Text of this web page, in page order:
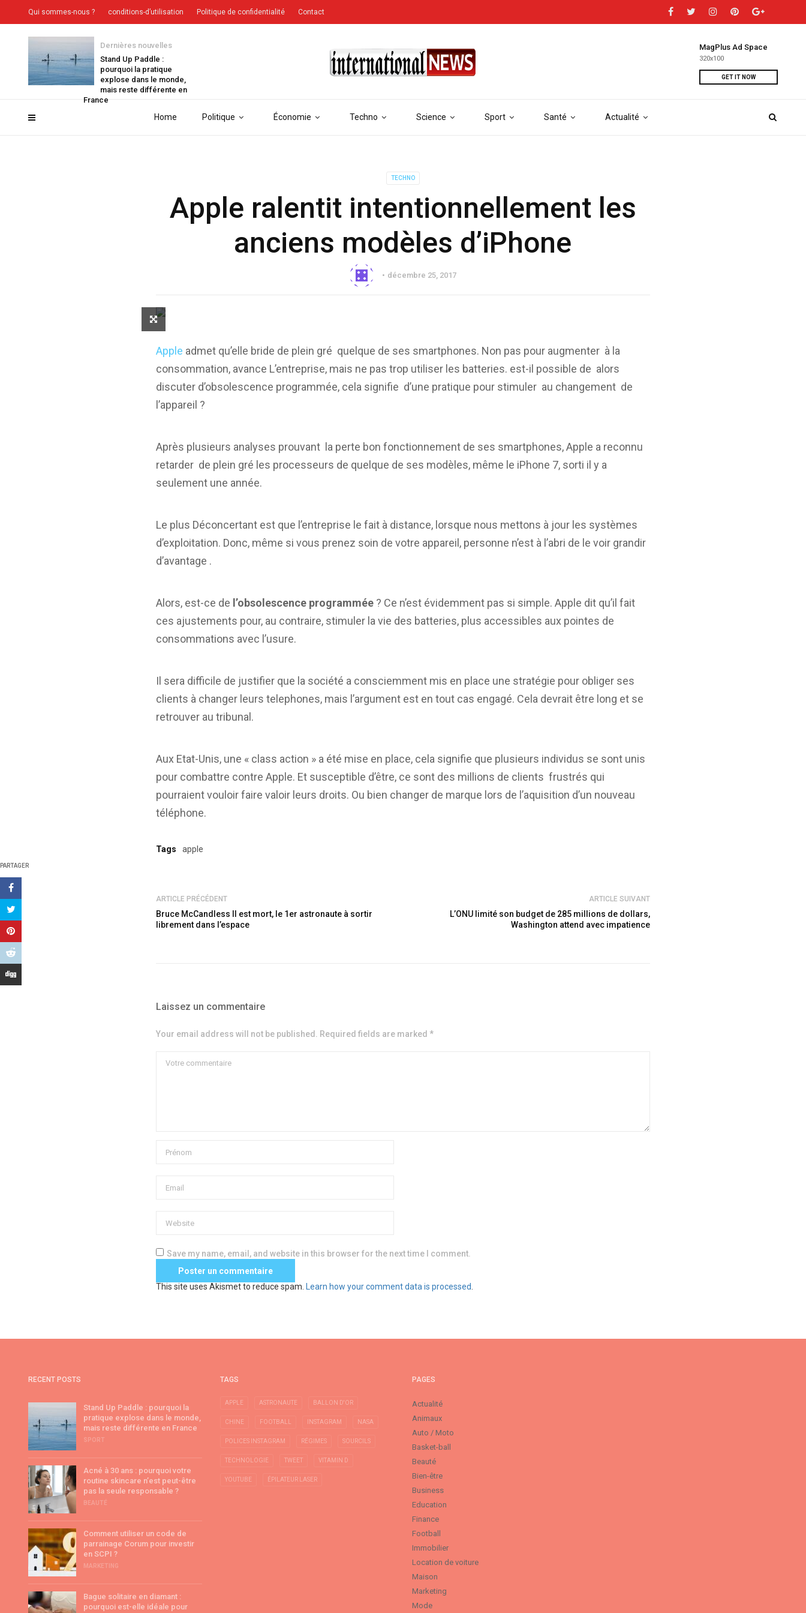
Home Politique Économie Techno Science Sport Santé Actualité
MagPlus Ad Space
320x100
GET IT NOW
Dernières nouvelles
Stand Up Paddle :
pourquoi la pratique
explose dans le monde,
mais reste différente en
France
Qui sommes-nous ? conditions-d’utilisation Politique de confidentialité Contact
TECHNO
Apple ralentit intentionnellement les
anciens modèles d’iPhone
décembre 25, 2017
PARTAGER
Apple admet qu’elle bride de plein gré quelque de ses smartphones. Non pas pour augmenter à la
consommation, avance L’entreprise, mais ne pas trop utiliser les batteries. est-il possible de alors
discuter d’obsolescence programmée, cela signifie d’une pratique pour stimuler au changement de
l’appareil ?
Après plusieurs analyses prouvant la perte bon fonctionnement de ses smartphones, Apple a reconnu
retarder de plein gré les processeurs de quelque de ses modèles, même le iPhone 7, sorti il y a
seulement une année.
Le plus Déconcertant est que l’entreprise le fait à distance, lorsque nous mettons à jour les systèmes
d’exploitation. Donc, même si vous prenez soin de votre appareil, personne n’est à l’abri de le voir grandir
d’avantage .
Alors, est-ce de l’obsolescence programmée ? Ce n’est évidemment pas si simple. Apple dit qu’il fait
ces ajustements pour, au contraire, stimuler la vie des batteries, plus accessibles aux pointes de
consommations avec l’usure.
Il sera difficile de justifier que la société a consciemment mis en place une stratégie pour obliger ses
clients à changer leurs telephones, mais l’argument est en tout cas engagé. Cela devrait être long et se
retrouver au tribunal.
Aux Etat-Unis, une « class action » a été mise en place, cela signifie que plusieurs individus se sont unis
pour combattre contre Apple. Et susceptible d’être, ce sont des millions de clients frustrés qui
pourraient vouloir faire valoir leurs droits. Ou bien changer de marque lors de l’aquisition d’un nouveau
téléphone.
Tags apple
ARTICLE PRÉCÉDENT
Bruce McCandless II est mort, le 1er astronaute à sortir
librement dans l’espace
ARTICLE SUIVANT
L’ONU limité son budget de 285 millions de dollars,
Washington attend avec impatience
Laissez un commentaire
Your email address will not be published. Required fields are marked *
Save my name, email, and website in this browser for the next time I comment.
This site uses Akismet to reduce spam. Learn how your comment data is processed
RECENT POSTS
Stand Up Paddle : pourquoi la
pratique explose dans le monde,
mais reste différente en France
SPORT
Acné à 30 ans : pourquoi votre
routine skincare n’est peut-être
pas la seule responsable ?
BEAUTÉ
Comment utiliser un code de
parrainage Corum pour investir
en SCPI ?
MARKETING
Bague solitaire en diamant :
pourquoi est-elle idéale pour
TAGS
APPLE ASTRONAUTE BALLON D'OR
CHINE FOOTBALL INSTAGRAM NASA
POLICES INSTAGRAM RÉGIMES SOURCILS
TECHNOLOGIE TWEET VITAMIN D
YOUTUBE ÉPILATEUR LASER
PAGES
Actualité
Animaux
Auto / Moto
Basket-ball
Beauté
Bien-être
Business
Education
Finance
Football
Immobilier
Location de voiture
Maison
Marketing
Mode